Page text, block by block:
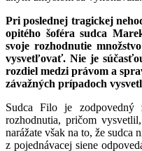
Pri poslednej tragickej
opitého šoféra sudca
svoje rozhodnutie
vysvetľovať. Nie je
rozdiel medzi právom a
závažných prípadoch
Sudca Filo je
rozhodnutia, pričom
narážate však na to, že
z pojednávacej siene